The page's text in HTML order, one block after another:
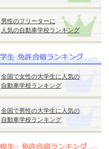
男性のフリーターに
人気の自動車学校ランキング
全国で女性の大学生に人気の
自動車学校ランキング
全国で男性の大学生に人気の
自動車学校ランキング